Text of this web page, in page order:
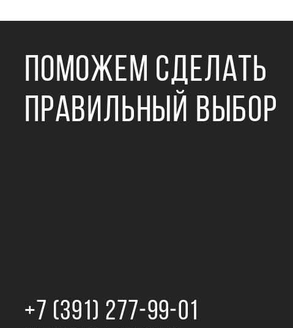
ПОМОЖЕМ СДЕЛАТЬ
ПРАВИЛЬНЫЙ ВЫБОР
+7 (391) 277‒99‒01